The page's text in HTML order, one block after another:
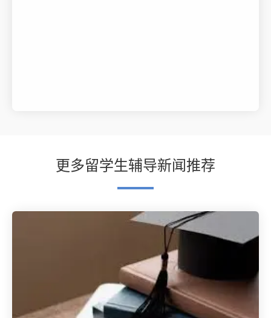
更多留学生辅导新闻推荐